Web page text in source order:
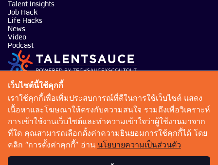
Talent Insights
Job Hack
Life Hacks
News
Video
Podcast
บริษัท เทคซอส มีเดีย จำกัด
101 ทรู ดิจิทัล พาร์ค อาคาร กริฟฟิน ชั้น 14 ห้อง 1401
ถนนสุขุมวิท แขวงบางจาก เขตพระโขนง กรุงเทพมหานคร
10260
talentsauce@techsauce.co
02-001-5375
เว็บไซต์นี้ใช้คุกกี้
เราใช้คุกกี้เพื่อเพิ่มประสบการณ์ที่ดีในการใช้เว็บไซต์ แสดง
เนื้อหาและโฆษณาให้ตรงกับความสนใจ รวมถึงเพื่อวิเคราะห์
การเข้าใช้งานเว็บไซต์และทำความเข้าใจว่าผู้ใช้งานมาจาก
ที่ใด คุณสามารถเลือกตั้งค่าความยินยอมการใช้คุกกี้ได้ โดย
คลิก “การตั้งค่าคุกกี้” อ่าน นโยบายความเป็นส่วนตัว